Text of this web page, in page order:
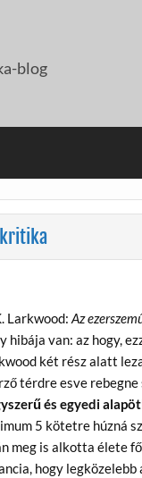
blog
kritika
Larkwood: Az
hibája van: az hogy,
két rész alatt
térdre esve
és egyedi
5 kötetre húzná
meg is alkotta élete
hogy